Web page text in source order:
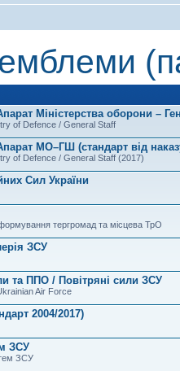
Міністерства оборони –
of Defence / General Staff
МО–ГШ (стандарт від
of Defence / General Staff (2017)
Сил України
тергромад та місцева ТрО
ЗСУ
та ППО / Повітряні сили ЗСУ
Air Force
2004/2017)
ЗСУ
ЗСУ